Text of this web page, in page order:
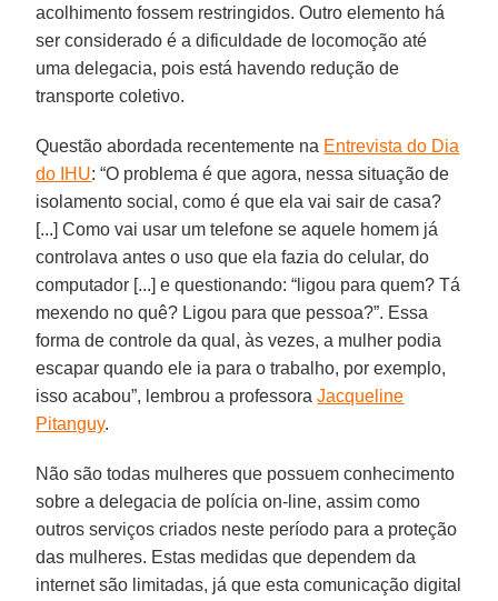
acolhimento fossem restringidos. Outro elemento há
ser considerado é a dificuldade de locomoção até
uma delegacia, pois está havendo redução de
transporte coletivo.
Questão abordada recentemente na Entrevista do Dia
do IHU: “O problema é que agora, nessa situação de
isolamento social, como é que ela vai sair de casa?
[...] Como vai usar um telefone se aquele homem já
controlava antes o uso que ela fazia do celular, do
computador [...] e questionando: “ligou para quem? Tá
mexendo no quê? Ligou para que pessoa?”. Essa
forma de controle da qual, às vezes, a mulher podia
escapar quando ele ia para o trabalho, por exemplo,
isso acabou”, lembrou a professoraJacqueline
Pitanguy.
Não são todas mulheres que possuem conhecimento
sobre a delegacia de polícia on-line, assim como
outros serviços criados neste período para a proteção
das mulheres. Estas medidas que dependem da
internet são limitadas, já que esta comunicação digital